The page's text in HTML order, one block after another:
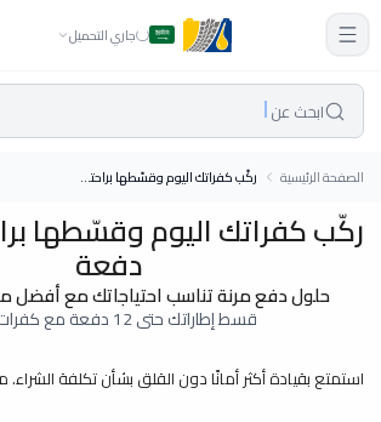
جاري التحميل
ابحث عن
الصفحة الرئيسية ركّب كفراتك اليوم وقسّطها براحتك حتى 12 دفعة
دفعة
حلول دفع مرنة تناسب احتياجاتك مع أفضل
قسط إطاراتك حتى 12 دفعة مع كفرات بلس
استمتع بقيادة أكثر أمانًا دون القلق بشأن تكلفة الشراء. مع كفرات بلس يمكنك تركيب إطاراتك اليوم